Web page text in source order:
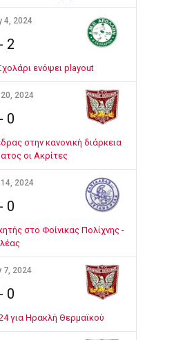
4, 2024
- 2
ενόψει playout
2024
- 0
στην κανονική διάρκεια
οι Ακρίτες
2024
- 0
στο Φοίνικας Πολίχνης -
7, 2024
- 0
για Ηρακλή Θερμαϊκού